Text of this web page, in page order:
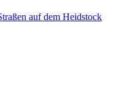
auf dem Heidstock